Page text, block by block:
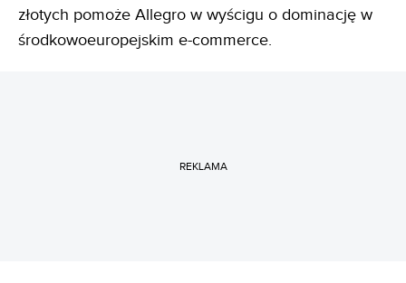
złotych pomoże Allegro w wyścigu o dominację w
środkowoeuropejskim e-commerce.
REKLAMA